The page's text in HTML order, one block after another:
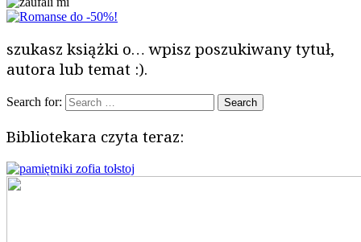
szukasz książki o… wpisz poszukiwany tytuł,
autora lub temat :).
Search for:
Bibliotekara czyta teraz: